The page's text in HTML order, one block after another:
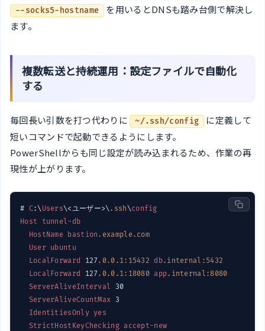
--socks5-hostname
を用いるとDNSも踏み台側で解決し
ます。
複数転送と持続運用：設定ファイルで自動化
する
毎回長い引数を打つ代わりに ~/.ssh/config
に定義して
短いコマンドで起動できるようにします。
PowerShellからも同じ設定が読み込まれるため、作業の再
現性が上がります。
# C:\Users\<ユーザー>\ .ssh\config
Host
tunnel-db
HostName bastion .example.com
User ubuntu
LocalForward 127 .0.0 .1:15432 db.internal :5432
LocalForward 127 .0.0 .1:18080 app.internal :8080
ServerAliveInterval 30
ServerAliveCountMax 3
IdentitiesOnly yes
StrictHostKeyChecking accept-new